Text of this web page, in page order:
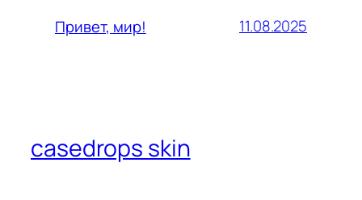
Привет, мир! 11.08.2025
casedrops skin